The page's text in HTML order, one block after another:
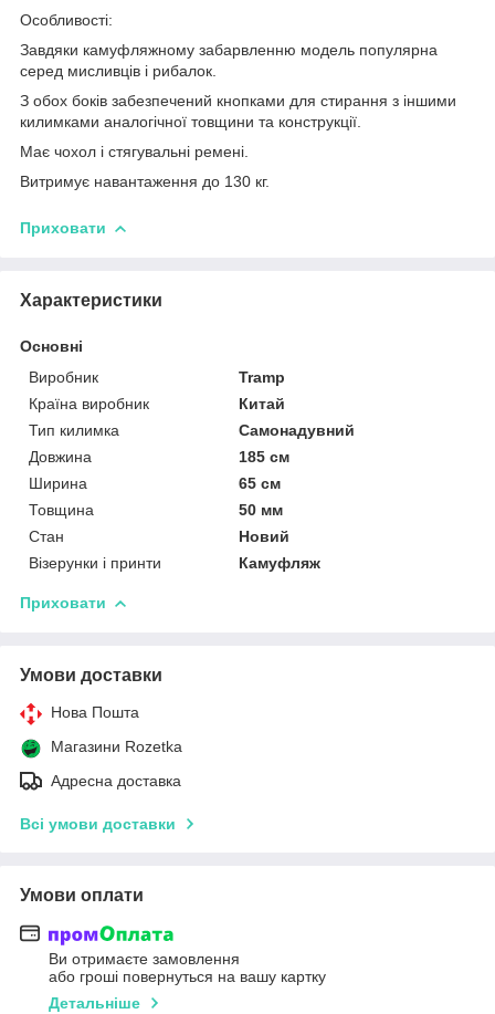
Особливості:
Завдяки камуфляжному забарвленню модель популярна
серед мисливців і рибалок.
З обох боків забезпечений кнопками для стирання з іншими
килимками аналогічної товщини та конструкції.
Має чохол і стягувальні ремені.
Витримує навантаження до 130 кг.
Приховати
Характеристики
Основні
Виробник
Tramp
Країна виробник
Китай
Тип килимка
Самонадувний
Довжина
185 см
Ширина
65 см
Товщина
50 мм
Стан
Новий
Візерунки і принти
Камуфляж
Приховати
Умови доставки
Нова Пошта
Магазини Rozetka
Адресна доставка
Всі умови доставки
Умови оплати
Ви отримаєте замовлення
або гроші повернуться на вашу картку
Детальніше